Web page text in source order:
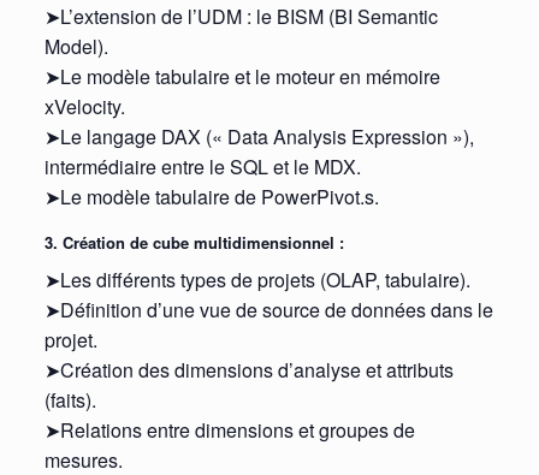
➤L’extension de l’UDM : le BISM (BI Semantic
Model).
➤Le modèle tabulaire et le moteur en mémoire
xVelocity.
➤Le langage DAX (« Data Analysis Expression »),
intermédiaire entre le SQL et le MDX.
➤Le modèle tabulaire de PowerPivot.s.
3. Création de cube multidimensionnel :
➤Les différents types de projets (OLAP, tabulaire).
➤Définition d’une vue de source de données dans le
projet.
➤Création des dimensions d’analyse et attributs
(faits).
➤Relations entre dimensions et groupes de
mesures.